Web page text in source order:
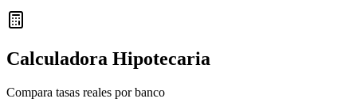
Calculadora Hipotecaria
Compara tasas reales por banco